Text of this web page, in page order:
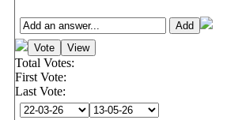
Total Votes:
First Vote:
Last Vote: